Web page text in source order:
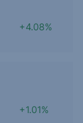
+4.08%
+1.01%